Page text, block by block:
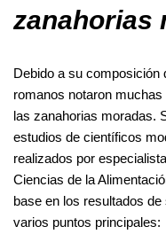
zanahorias
Debido a su composición
romanos notaron
las zanahorias moradas.
estudios de científicos
realizados por
Ciencias de la
base en los resultados
varios puntos principales: